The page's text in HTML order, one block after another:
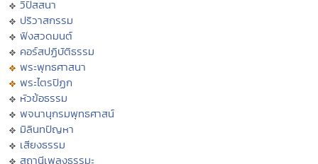
วิปัสสนา
ปริวาสกรรม
ฟังสวดมนต์
คอร์สปฏิบัติธรรม
พระพุทธศาสนา
พระไตรปิฏก
หัวข้อธรรม
พจนานุกรมพุทธศาสน์
มิลินทปัญหา
เสียงธรรม
สถานีเพลงธรรมะ